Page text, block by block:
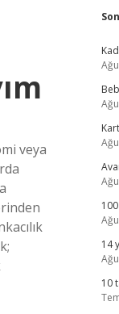
veya
14
10
bonusu veren